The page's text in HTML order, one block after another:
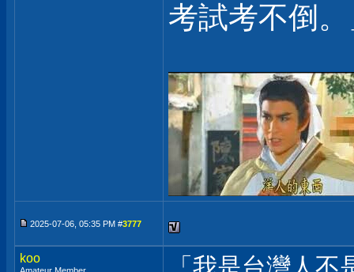
考試考不倒
2025-07-06, 05:35 PM #3777
koo
「我是台灣人